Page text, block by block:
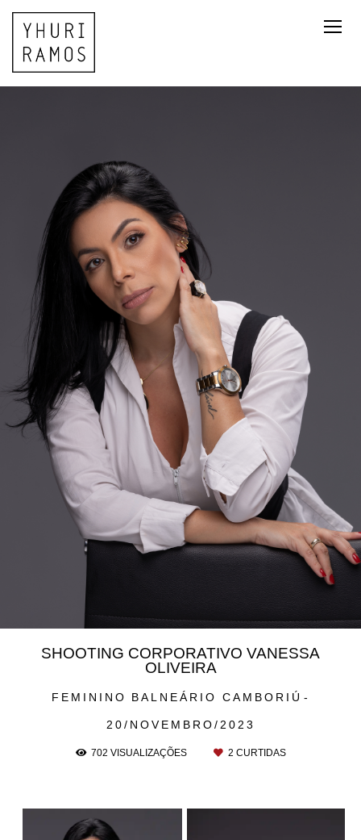
FEMININO BALNEÁRIO CAMBORIÚ
20/NOVEMBRO/2023
SHOOTING CORPORATIVO VANESSA
OLIVEIRA
702 VISUALIZAÇÕES 2 CURTIDAS